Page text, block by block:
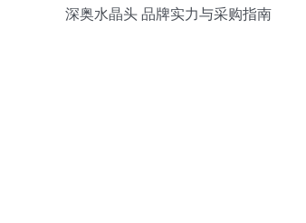
深奥水晶头 品牌实力与采购指南